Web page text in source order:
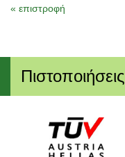
« επιστροφή
Πιστοποιήσεις